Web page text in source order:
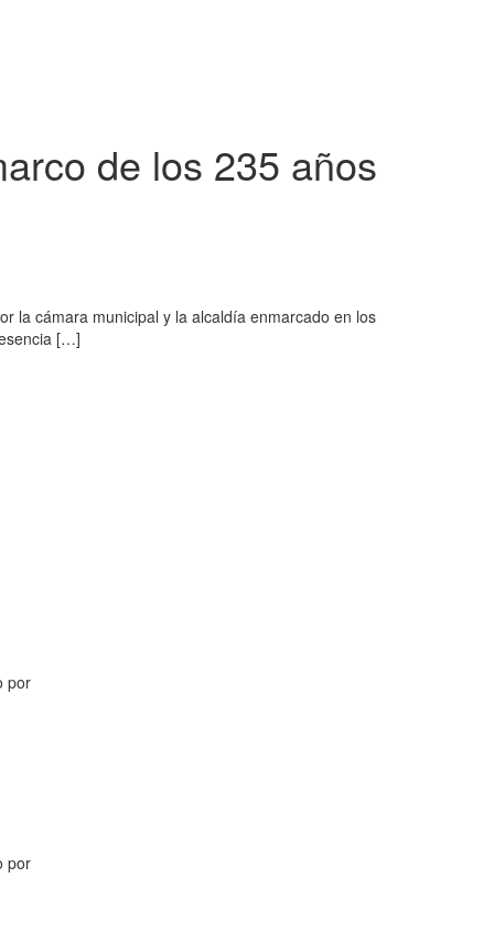
de los 235 años
la cámara municipal y la alcaldía enmarcado en los
[…]
por
por